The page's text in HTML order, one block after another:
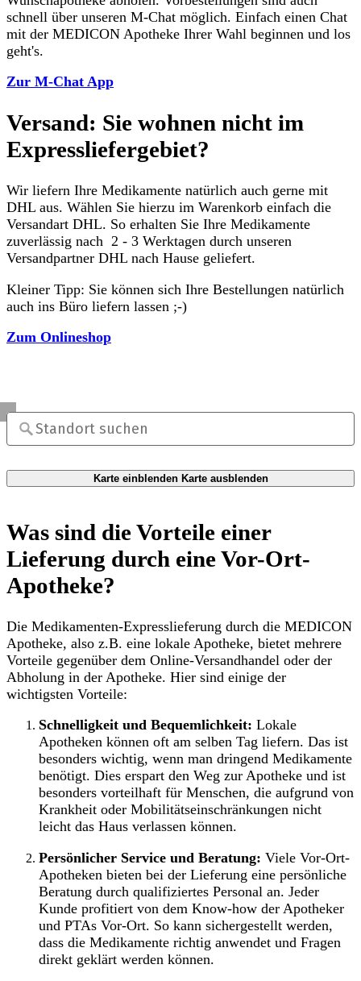
schnell über unseren M-Chat möglich. Einfach einen Chat
mit der MEDICON Apotheke Ihrer Wahl beginnen und los
geht's.
Zur M-Chat App
Versand: Sie wohnen nicht im
Expressliefergebiet?
Wir liefern Ihre Medikamente natürlich auch gerne mit
DHL aus. Wählen Sie hierzu im Warenkorb einfach die
Versandart DHL. So erhalten Sie Ihre Medikamente
zuverlässig nach 2 - 3 Werktagen durch unseren
Versandpartner DHL nach Hause geliefert.
Kleiner Tipp: Sie können sich Ihre Bestellungen natürlich
auch ins Büro liefern lassen ;-)
Zum Onlineshop
Karte einblenden Karte ausblenden
Was sind die Vorteile einer
Lieferung durch eine Vor-Ort-
Apotheke?
Die Medikamenten-Expresslieferung durch die MEDICON
Apotheke, also z.B. eine lokale Apotheke, bietet mehrere
Vorteile gegenüber dem Online-Versandhandel oder der
Abholung in der Apotheke. Hier sind einige der
wichtigsten Vorteile:
Schnelligkeit und Bequemlichkeit: Lokale
Apotheken können oft am selben Tag liefern. Das ist
besonders wichtig, wenn man dringend Medikamente
benötigt. Dies erspart den Weg zur Apotheke und ist
besonders vorteilhaft für Menschen, die aufgrund von
Krankheit oder Mobilitätseinschränkungen nicht
leicht das Haus verlassen können.
Persönlicher Service und Beratung: Viele Vor-Ort-
Apotheken bieten bei der Lieferung eine persönliche
Beratung durch qualifiziertes Personal an. Jeder
Kunde profitiert von dem Know-how der Apotheker
und PTAs Vor-Ort. So kann sichergestellt werden,
dass die Medikamente richtig anwendet und Fragen
direkt geklärt werden können.